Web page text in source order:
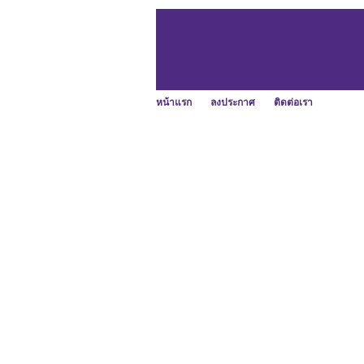
หน้าแรก ลงประกาศ ติดต่อเรา